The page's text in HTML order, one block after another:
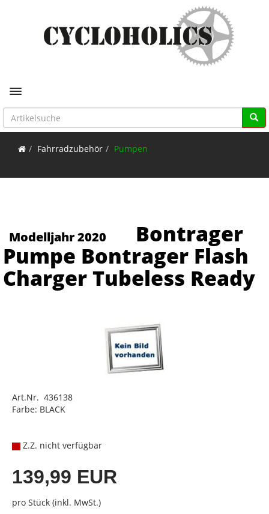
Toggle navigation
Fahrradzubehör Pumpen
Modelljahr 2020
Bontrager
Pumpe Bontrager Flash
Charger Tubeless Ready
Art.Nr. 436138
Farbe: BLACK
Z.Z. nicht verfügbar
139,99 EUR
pro Stück (inkl. MwSt.)